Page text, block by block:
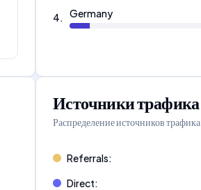
4. Germany
Источники трафика
Распределение источников трафика
Referrals:
Direct: